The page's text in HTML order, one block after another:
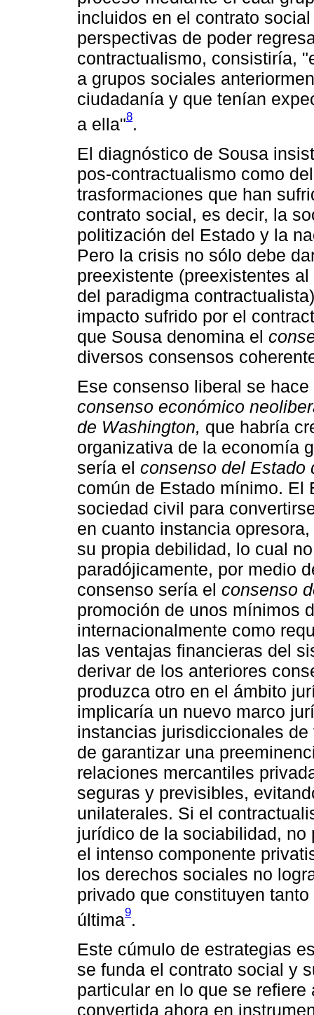
incluidos en el contrato
perspectivas de poder
contractualismo, consistiría,
a grupos sociales
ciudadanía y que tenían
a ella"8.
El diagnóstico de Sousa
pos-contractualismo como
trasformaciones que han
contrato social, es decir, la
politización del Estado y la
Pero la crisis no sólo debe
preexistente (preexistentes
del paradigma
impacto sufrido por el
que Sousa denomina el
diversos consensos
Ese consenso liberal se
consenso económico
de Washington, que habría
organizativa de la economía
sería el consenso del Estado
común de Estado mínimo. El
sociedad civil para
en cuanto instancia
su propia debilidad, lo cual
paradójicamente, por medio
consenso sería el consenso
promoción de unos mínimos
internacionalmente como
las ventajas financieras del
derivar de los anteriores
produzca otro en el ámbito
implicaría un nuevo marco
instancias jurisdiccionales
de garantizar una
relaciones mercantiles
seguras y previsibles,
unilaterales. Si el
jurídico de la sociabilidad, no
el intenso componente
los derechos sociales no
privado que constituyen
última9.
Este cúmulo de estrategias
se funda el contrato social y
particular en lo que se
convertida ahora en